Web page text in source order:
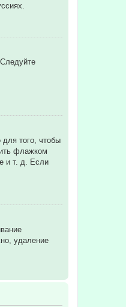
того, чтобы
флажком
и т. д. Если
удаление